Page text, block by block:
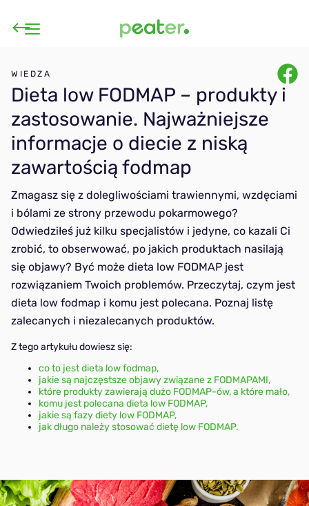
Diety
Dla oszczędnych
Wegańska
Low FODMAP
Dieta łatwa
Dieta Keto
Hashimoto
Bezglutenowa
Jak to działa?
Ambasadorzy
Break
Gym Break
nie jest
dla
Julia Gajda
Peater to dla mnie
wzmacniania zdrowych
nawyków, w diecie, która
towarzyszy mi każdego
dnia!
Anna Rząsowska
Mistrzyni Świata w
FAQ
Wiedza
Zaloguj się
Utwórz konto
WIEDZA
Dieta low FODMAP – produkty i
zastosowanie. Najważniejsze
informacje o diecie z niską
zawartością fodmap
Zmagasz się z dolegliwościami trawiennymi, wzdęciami
i bólami ze strony przewodu pokarmowego?
Odwiedziłeś już kilku specjalistów i jedyne, co kazali Ci
zrobić, to obserwować, po jakich produktach nasilają
się objawy? Być może dieta low FODMAP jest
rozwiązaniem Twoich problemów. Przeczytaj, czym jest
dieta low fodmap i komu jest polecana. Poznaj listę
zalecanych i niezalecanych produktów.
Z tego artykułu dowiesz się:
co to jest dieta low fodmap,
jakie są najczęstsze objawy związane z FODMAPAMI,
które produkty zawierają dużo FODMAP-ów, a które mało,
komu jest polecana dieta low FODMAP,
jakie są fazy diety low FODMAP,
jak długo należy stosować dietę low FODMAP.